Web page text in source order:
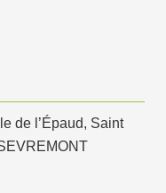
de l’Épaud, Saint